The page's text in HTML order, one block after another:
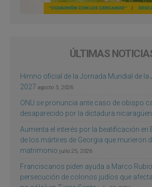
ÚLTIMAS
Himno oficial de la Jornada Mundial de la
2027 agosto 3, 2026
ONU se pronuncia ante caso de obispo
desaparecido por la dictadura
Aumenta el interés por la beatificación en
de los mártires de Georgia que murieron
matrimonio julio 25, 2026
Franciscanos piden ayuda a Marco
persecución de colonos judíos que